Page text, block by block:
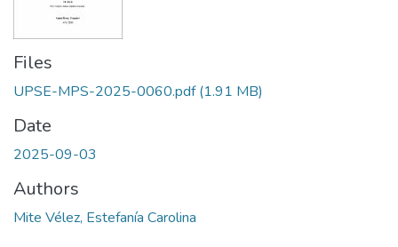
Files
UPSE-MPS-2025-0060.pdf(1.91 MB)
Date
2025-09-03
Authors
Mite Vélez, Estefanía Carolina